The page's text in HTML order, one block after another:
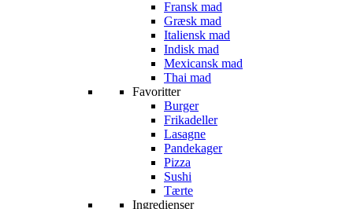
Fransk mad
Græsk mad
Italiensk mad
Indisk mad
Mexicansk mad
Thai mad
Favoritter
Burger
Frikadeller
Lasagne
Pandekager
Pizza
Sushi
Tærte
Ingredienser